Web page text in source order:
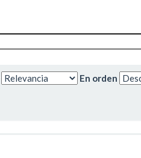
En orden